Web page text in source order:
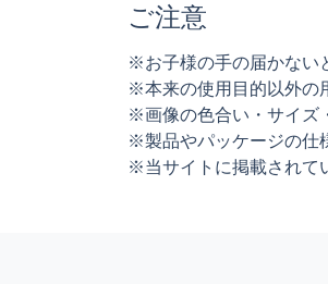
ご注意
※お子様の手の届かない
※本来の使用目的以外の
※画像の色合い・サイズ
※製品やパッケージの仕
※当サイトに掲載されて